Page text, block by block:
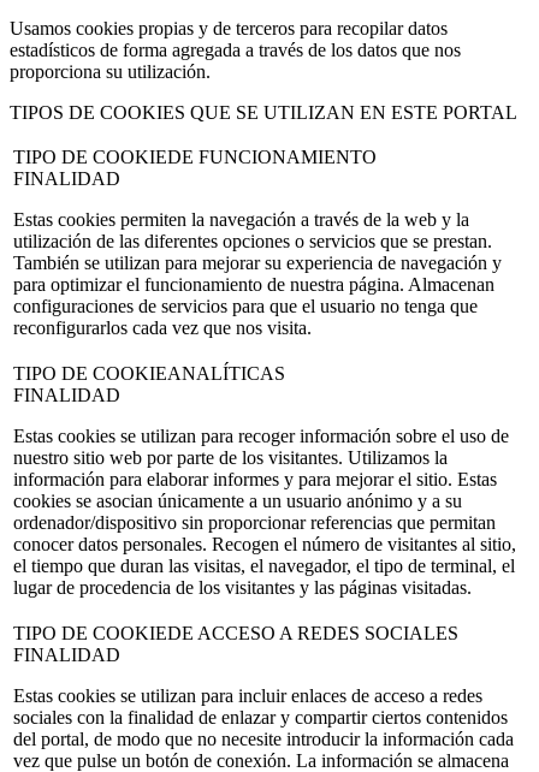
Usamos cookies propias y de terceros para recopilar datos
estadísticos de forma agregada a través de los datos que nos
proporciona su utilización.
TIPOS DE COOKIES QUE SE UTILIZAN EN ESTE PORTAL
TIPO DE COOKIEDE FUNCIONAMIENTO
FINALIDAD
Estas cookies permiten la navegación a través de la web y la
utilización de las diferentes opciones o servicios que se prestan.
También se utilizan para mejorar su experiencia de navegación y
para optimizar el funcionamiento de nuestra página. Almacenan
configuraciones de servicios para que el usuario no tenga que
reconfigurarlos cada vez que nos visita.
TIPO DE COOKIEANALÍTICAS
FINALIDAD
Estas cookies se utilizan para recoger información sobre el uso de
nuestro sitio web por parte de los visitantes. Utilizamos la
información para elaborar informes y para mejorar el sitio. Estas
cookies se asocian únicamente a un usuario anónimo y a su
ordenador/dispositivo sin proporcionar referencias que permitan
conocer datos personales. Recogen el número de visitantes al sitio,
el tiempo que duran las visitas, el navegador, el tipo de terminal, el
lugar de procedencia de los visitantes y las páginas visitadas.
TIPO DE COOKIEDE ACCESO A REDES SOCIALES
FINALIDAD
Estas cookies se utilizan para incluir enlaces de acceso a redes
sociales con la finalidad de enlazar y compartir ciertos contenidos
del portal, de modo que no necesite introducir la información cada
vez que pulse un botón de conexión. La información se almacena